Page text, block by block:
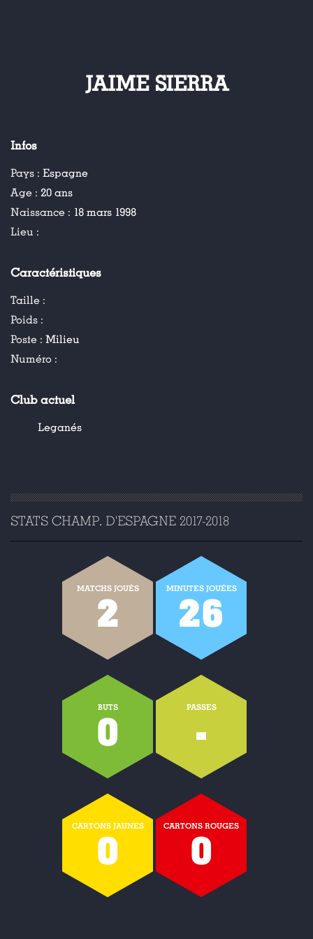
JAIME SIERRA
Infos
Pays : Espagne
Age : 20 ans
Naissance : 18 mars 1998
Lieu :
Caractéristiques
Taille :
Poids :
Poste : Milieu
Numéro :
Club actuel
Leganés
STATS CHAMP. D'ESPAGNE 2017-2018
MATCHS JOUÉS
2
MINUTES JOUÉES
26
BUTS
0
PASSES
-
CARTONS JAUNES
0
CARTONS ROUGES
0